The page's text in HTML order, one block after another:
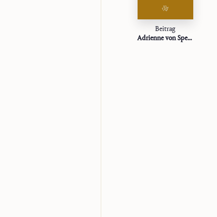
perfecte, et ab aliis
Beitrag
Adrienne von Speyr